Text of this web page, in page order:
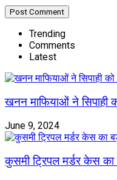
Trending
Comments
Latest
खनन माफियाओं ने सिपाही
June 9, 2024
कुसमी ट्रिपल मर्डर केस का